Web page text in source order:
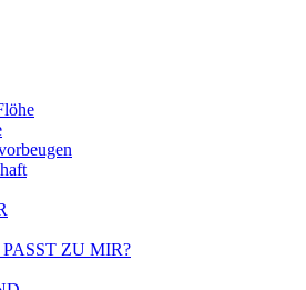
ZU MIR?